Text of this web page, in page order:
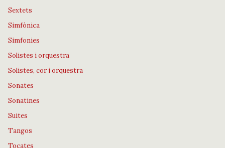
Sextets
Simfònica
Simfonies
Solistes i orquestra
Solistes, cor i orquestra
Sonates
Sonatines
Suites
Tangos
Tocates